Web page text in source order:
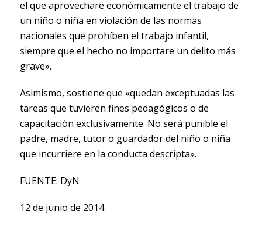
el que aprovechare económicamente el trabajo de
un niño o niña en violación de las normas
nacionales que prohíben el trabajo infantil,
siempre que el hecho no importare un delito más
grave».
Asimismo, sostiene que «quedan exceptuadas las
tareas que tuvieren fines pedagógicos o de
capacitación exclusivamente. No será punible el
padre, madre, tutor o guardador del niño o niña
que incurriere en la conducta descripta».
FUENTE: DyN
12 de junio de 2014